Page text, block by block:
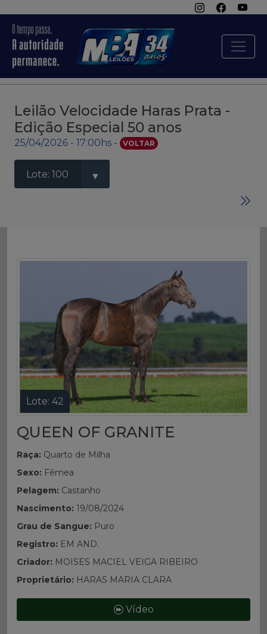
Leilão Velocidade Haras Prata -
Edição Especial 50 anos
25/04/2026 - 17:00hs - VOLTAR
Lote: 42
QUEEN OF GRANITE
Raça: Quarto de Milha
Sexo: Fêmea
Pelagem: Castanho
Nascimento: 19/08/2024
Grau de Sangue: Puro
Registro: EM AND.
Criador: MOISES MACIEL VEIGA RIBEIRO
Proprietário: HARAS MARIA CLARA
Vídeo